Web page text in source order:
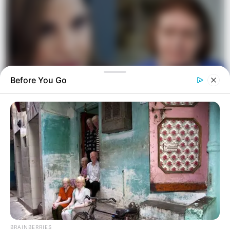
Η «κρυφή» κόντρα Μενδώνη και Κεφαλογιάννη
TRENDING NOW
01 ΑΣΤΥΝΟΜΙΚΆ
Ανήλικος έγινε στόχος απατεώνων – Μετά από
επιχείρηση της ΕΛΑΣ συνελήφθη 63χρονη που
προσπάθησε να τον εξαπατήσει τηλεφωνικά
Before You Go
BRAINBERRIES